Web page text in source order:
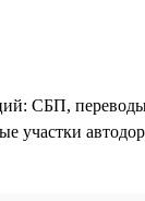
СБП,
участки